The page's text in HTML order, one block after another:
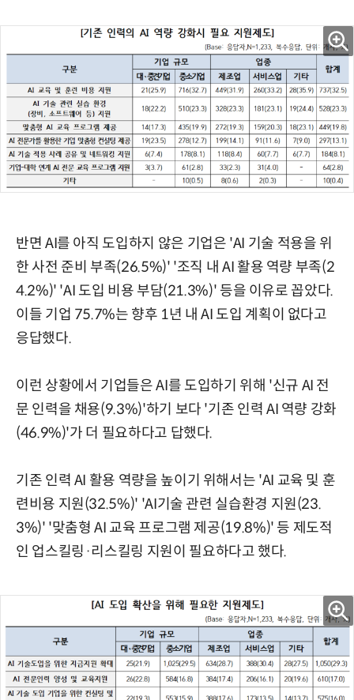
반면 AI를 아직 도입하지 않은 기업은 'AI 기술 적용을 위
한 사전 준비 부족(26.5%)' '조직 내 AI 활용 역량 부족(2
4.2%)' 'AI 도입 비용 부담(21.3%)' 등을 이유로 꼽았다.
이들 기업 75.7%는 향후 1년 내 AI 도입 계획이 없다고
응답했다.
이런 상황에서 기업들은 AI를 도입하기 위해 '신규 AI 전
문 인력을 채용(9.3%)'하기 보다 '기존 인력 AI 역량 강화
(46.9%)'가 더 필요하다고 답했다.
기존 인력 AI 활용 역량을 높이기 위해서는 'AI 교육 및 훈
련비용 지원(32.5%)' 'AI기술 관련 실습환경 지원(23.
3%)' '맞춤형 AI 교육 프로그램 제공(19.8%)' 등 제도적
인 업스킬링·리스킬링 지원이 필요하다고 했다.